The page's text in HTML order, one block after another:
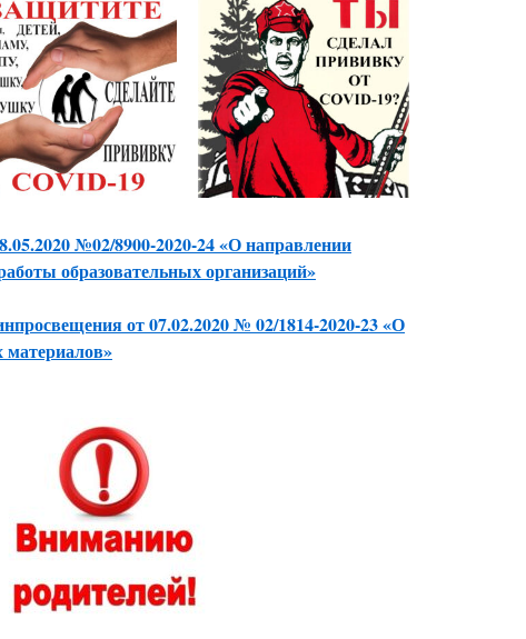
№02/8900-2020-24 «О направлении
образовательных организаций»
от 07.02.2020 № 02/1814-2020-23 «О